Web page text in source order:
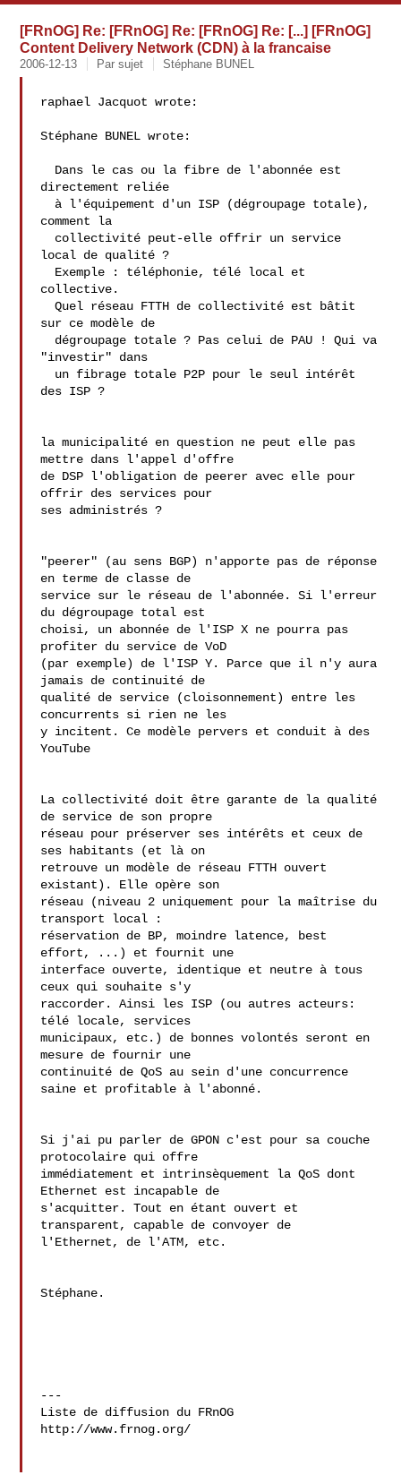
[FRnOG] Re: [FRnOG] Re: [FRnOG] Re: [...] [FRnOG]
Content Delivery Network (CDN) à la francaise
2006-12-13 Par sujet Stéphane BUNEL
raphael Jacquot wrote:
Stéphane BUNEL wrote:
directement reliée
comment la
local de qualité ?
collective.
  Quel réseau FTTH de collectivité est bâtit
sur ce modèle de
"investir" dans
des ISP ?
la municipalité en question ne peut elle pas
mettre dans l'appel d'offre
de DSP l'obligation de peerer avec elle pour
offrir des services pour
ses administrés ?
"peerer" (au sens BGP) n'apporte pas de réponse
en terme de classe de
service sur le réseau de l'abonnée. Si l'erreur
du dégroupage total est
choisi, un abonnée de l'ISP X ne pourra pas
profiter du service de VoD
(par exemple) de l'ISP Y. Parce que il n'y aura
jamais de continuité de
qualité de service (cloisonnement) entre les
concurrents si rien ne les
y incitent. Ce modèle pervers et conduit à des
YouTube
La collectivité doit être garante de la qualité
de service de son propre
réseau pour préserver ses intérêts et ceux de
ses habitants (et là on
retrouve un modèle de réseau FTTH ouvert
existant). Elle opère son
réseau (niveau 2 uniquement pour la maîtrise du
transport local :
réservation de BP, moindre latence, best
effort, ...) et fournit une
interface ouverte, identique et neutre à tous
ceux qui souhaite s'y
raccorder. Ainsi les ISP (ou autres acteurs:
télé locale, services
municipaux, etc.) de bonnes volontés seront en
mesure de fournir une
continuité de QoS au sein d'une concurrence
saine et profitable à l'abonné.
Si j'ai pu parler de GPON c'est pour sa couche
protocolaire qui offre
immédiatement et intrinsèquement la QoS dont
Ethernet est incapable de
s'acquitter. Tout en étant ouvert et
transparent, capable de convoyer de
l'Ethernet, de l'ATM, etc.
Stéphane.
---
Liste de diffusion du FRnOG
http://www.frnog.org/